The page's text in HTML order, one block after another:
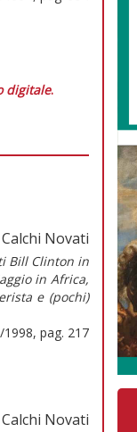
digitale.
Calchi Novati
Bill Clinton in
in Africa,
e (pochi)
pag. 217
Calchi Novati